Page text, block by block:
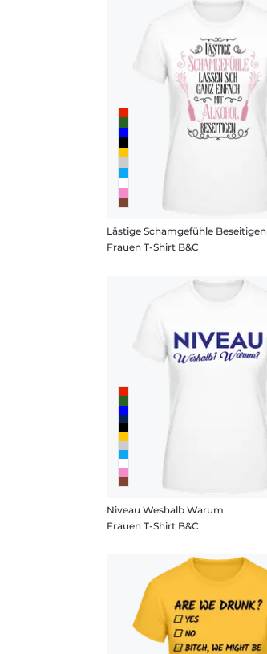
Lästige Schamgefühle Beseitigen
Frauen T-Shirt B&C
Niveau Weshalb Warum
Frauen T-Shirt B&C